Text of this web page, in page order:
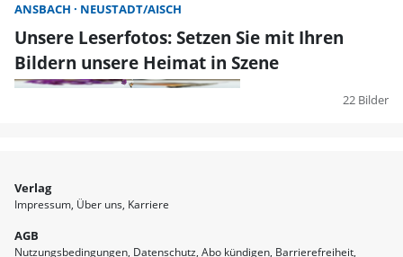
ANSBACH NEUSTADT/AISCH
Unsere Leserfotos: Setzen Sie mit Ihren
Bildern unsere Heimat in Szene
22 Bilder
Verlag
Impressum Über uns Karriere
AGB
Nutzungsbedingungen Datenschutz Abo kündigen Barrierefreiheit